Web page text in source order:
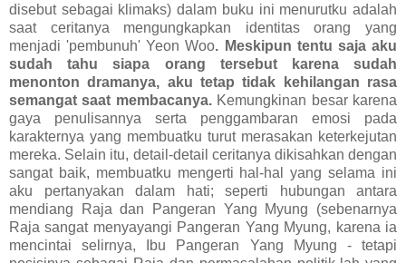
disebut sebagai klimaks) dalam buku ini menurutku adalah
saat ceritanya mengungkapkan identitas orang yang
menjadi 'pembunuh' Yeon Woo. Meskipun tentu saja aku
sudah tahu siapa orang tersebut karena sudah
menonton dramanya, aku tetap tidak kehilangan rasa
semangat saat membacanya. Kemungkinan besar karena
gaya penulisannya serta penggambaran emosi pada
karakternya yang membuatku turut merasakan keterkejutan
mereka. Selain itu, detail-detail ceritanya dikisahkan dengan
sangat baik, membuatku mengerti hal-hal yang selama ini
aku pertanyakan dalam hati; seperti hubungan antara
mendiang Raja dan Pangeran Yang Myung (sebenarnya
Raja sangat menyayangi Pangeran Yang Myung, karena ia
mencintai selirnya, Ibu Pangeran Yang Myung - tetapi